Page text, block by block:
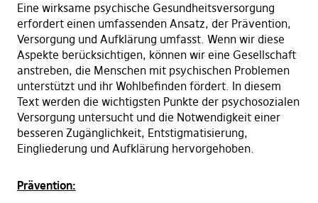
Eine wirksame psychische Gesundheitsversorgung
erfordert einen umfassenden Ansatz, der Prävention,
Versorgung und Aufklärung umfasst. Wenn wir diese
Aspekte berücksichtigen, können wir eine Gesellschaft
anstreben, die Menschen mit psychischen Problemen
unterstützt und ihr Wohlbefinden fördert. In diesem
Text werden die wichtigsten Punkte der psychosozialen
Versorgung untersucht und die Notwendigkeit einer
besseren Zugänglichkeit, Entstigmatisierung,
Eingliederung und Aufklärung hervorgehoben.
Prävention: